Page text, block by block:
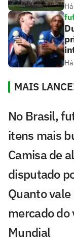
MAIS
No Brasil,
itens mais
Camisa de
disputado
Quanto vale
mercado do
Mundial